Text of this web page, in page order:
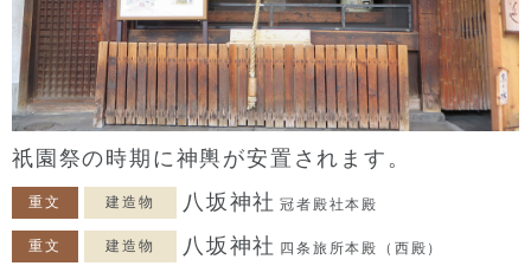
祇園祭の時期に神輿が安置されます。
重文 建造物 八坂神社 冠者殿社本殿
重文 建造物 八坂神社 四条旅所本殿（西殿）